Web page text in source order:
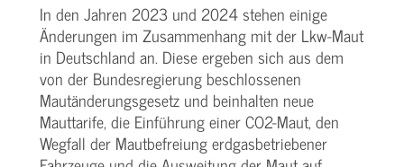
In den Jahren 2023 und 2024 stehen einige
Änderungen im Zusammenhang mit der Lkw-Maut
in Deutschland an. Diese ergeben sich aus dem
von der Bundesregierung beschlossenen
Mautänderungsgesetz und beinhalten neue
Mauttarife, die Einführung einer CO2-Maut, den
Wegfall der Mautbefreiung erdgasbetriebener